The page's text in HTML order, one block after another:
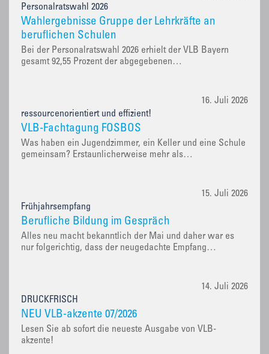
Personalratswahl 2026
Wahlergebnisse Gruppe der Lehrkräfte an
beruflichen Schulen
Bei der Personalratswahl 2026 erhielt der VLB Bayern
gesamt 92,55 Prozent der abgegebenen…
16. Juli 2026
ressourcenorientiert und effizient!
VLB-Fachtagung FOSBOS
Was haben ein Jugendzimmer, ein Keller und eine Schule
gemeinsam? Erstaunlicherweise mehr als…
15. Juli 2026
Frühjahrsempfang
Berufliche Bildung im Gespräch
Alles neu macht bekanntlich der Mai und daher war es
nur folgerichtig, dass der neugedachte Empfang…
14. Juli 2026
DRUCKFRISCH
NEU VLB-akzente 07/2026
Lesen Sie ab sofort die neueste Ausgabe von VLB-
akzente!